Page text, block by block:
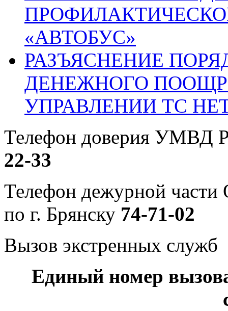
«АВТОБУС»
РАЗЪЯСНЕНИЕ
ДЕНЕЖНОГО
УПРАВЛЕНИИ ТС
Телефон доверия УМВД
22-33
Телефон дежурной
по г. Брянску 74-71-02
Вызов экстренных служб
Единый номер